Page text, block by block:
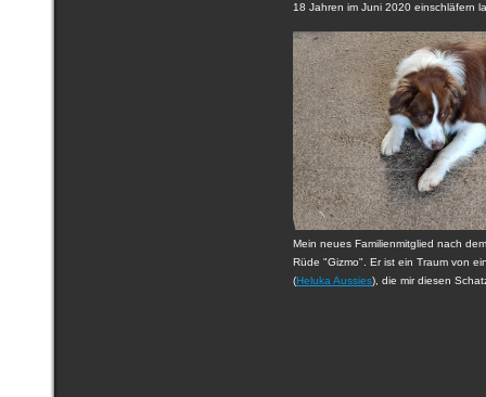
18 Jahren im Juni 2020 einschläfern
Mein neues Familienmitglied nach
Rüde "Gizmo". Er ist ein Traum von
(Heluka Aussies), die mir diesen